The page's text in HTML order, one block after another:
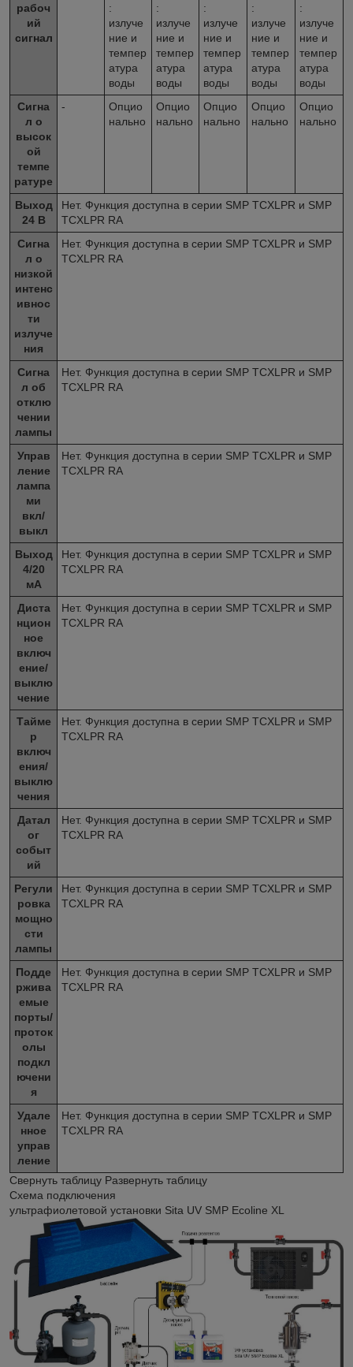
рабоч
ий
сигнал
:
излуче
ние и
темпер
атура
воды
:
излуче
ние и
темпер
атура
воды
:
излуче
ние и
темпер
атура
воды
:
излуче
ние и
темпер
атура
воды
:
излуче
ние и
темпер
атура
воды
Сигна
л о
высок
ой
темпе
ратуре
-
Опцио
нально
Опцио
нально
Опцио
нально
Опцио
нально
Опцио
нально
Выход
24 В
Нет. Функция доступна в серии SMP TCXLPR и SMP
TCXLPR RA
Сигна
л о
низкой
интенс
ивнос
ти
излуче
ния
Нет. Функция доступна в серии SMP TCXLPR и SMP
TCXLPR RA
Сигна
л об
отклю
чении
лампы
Нет. Функция доступна в серии SMP TCXLPR и SMP
TCXLPR RA
Управ
ление
лампа
ми
вкл/
выкл
Нет. Функция доступна в серии SMP TCXLPR и SMP
TCXLPR RA
Выход
4/20
мА
Нет. Функция доступна в серии SMP TCXLPR и SMP
TCXLPR RA
Диста
нцион
ное
включ
ение/
выклю
чение
Нет. Функция доступна в серии SMP TCXLPR и SMP
TCXLPR RA
Тайме
р
включ
ения/
выклю
чения
Нет. Функция доступна в серии SMP TCXLPR и SMP
TCXLPR RA
Датал
ог
событ
ий
Нет. Функция доступна в серии SMP TCXLPR и SMP
TCXLPR RA
Регули
ровка
мощно
сти
лампы
Нет. Функция доступна в серии SMP TCXLPR и SMP
TCXLPR RA
Подде
ржива
емые
порты/
проток
олы
подкл
ючени
я
Нет. Функция доступна в серии SMP TCXLPR и SMP
TCXLPR RA
Удале
нное
управ
ление
Нет. Функция доступна в серии SMP TCXLPR и SMP
TCXLPR RA
Свернуть таблицу Развернуть таблицу
Схема подключения
ультрафиолетовой установки Sita UV SMP Ecoline XL